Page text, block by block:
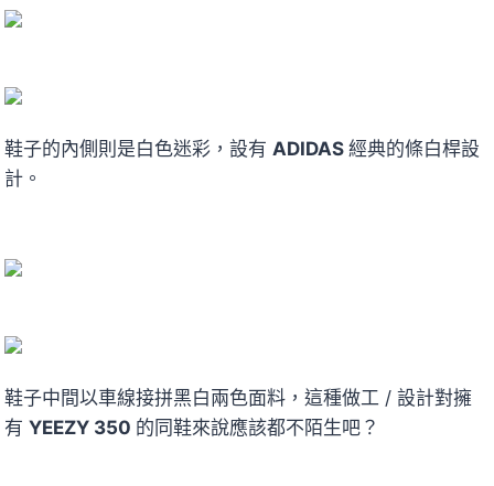
鞋子的內側則是白色迷彩，設有 ADIDAS 經典的條白桿設
計。
鞋子中間以車線接拼黑白兩色面料，這種做工 / 設計對擁
有 YEEZY 350 的同鞋來說應該都不陌生吧？